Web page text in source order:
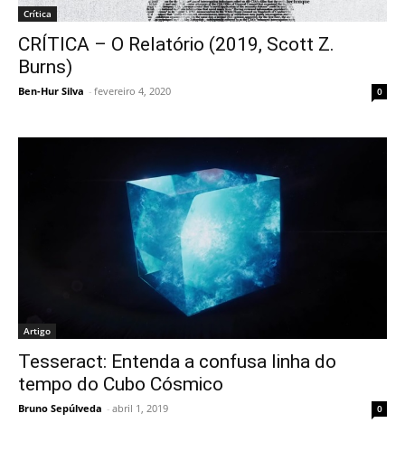
Crítica
CRÍTICA – O Relatório (2019, Scott Z.
Burns)
Ben-Hur Silva - fevereiro 4, 2020 0
Artigo
Tesseract: Entenda a confusa linha do
tempo do Cubo Cósmico
Bruno Sepúlveda - abril 1, 2019 0